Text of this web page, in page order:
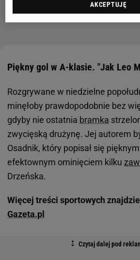
Oscar Julian Ruiz oskarżony o
FIFA rusza z dochodzeniem
Piękny gol w A-klasie. "Jak Leo
Rozgrywane w niedzielne
minęłoby prawdopodobnie bez
gdyby nie ostatnia bramka
zwycięską drużynę. Jej autorem
Osadnik, który popisał się
efektownym ominięciem kilku
Drzeńska.
Więcej treści sportowych
Gazeta.pl
AKCEPTUJĘ